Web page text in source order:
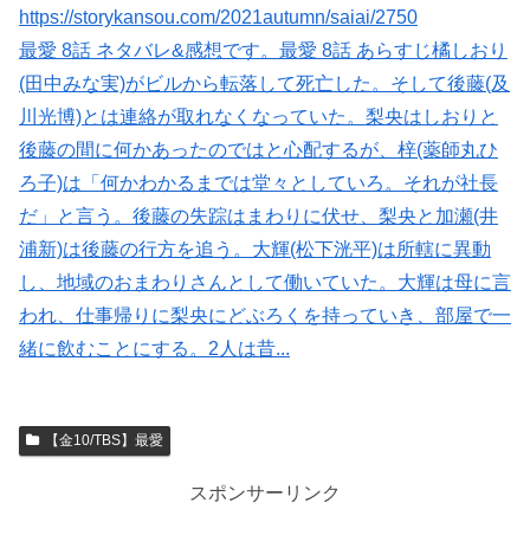
https://storykansou.com/2021autumn/saiai/2750
最愛 8話 ネタバレ&感想です。最愛 8話 あらすじ橘しおり
(田中みな実)がビルから転落して死亡した。そして後藤(及
川光博)とは連絡が取れなくなっていた。梨央はしおりと
後藤の間に何かあったのではと心配するが、梓(薬師丸ひ
ろ子)は「何かわかるまでは堂々としていろ。それが社長
だ」と言う。後藤の失踪はまわりに伏せ、梨央と加瀬(井
浦新)は後藤の行方を追う。大輝(松下洸平)は所轄に異動
し、地域のおまわりさんとして働いていた。大輝は母に言
われ、仕事帰りに梨央にどぶろくを持っていき、部屋で一
緒に飲むことにする。2人は昔...
【金10/TBS】最愛
スポンサーリンク